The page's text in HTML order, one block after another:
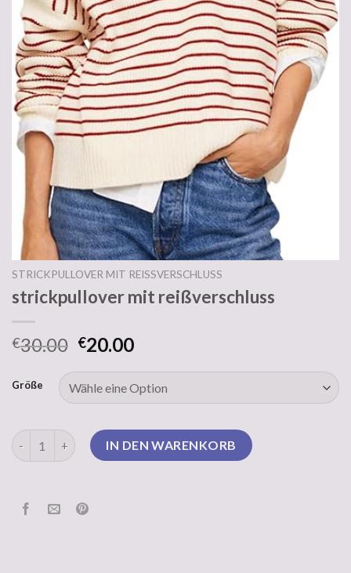
STRICKPULLOVER MIT REISSVERSCHLUSS
strickpullover mit reißverschluss
€30.00 €20.00
Größe
strickpullover mit reißverschluss Menge
IN DEN WARENKORB